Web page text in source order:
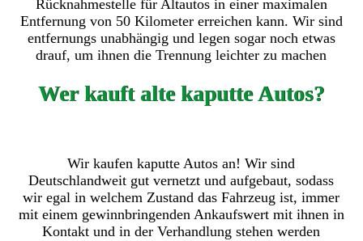
Rücknahmestelle für Altautos in einer maximalen
Entfernung von 50 Kilometer erreichen kann. Wir sind
entfernungs unabhängig und legen sogar noch etwas
drauf, um ihnen die Trennung leichter zu machen
Wer kauft alte kaputte Autos?
Wir kaufen kaputte Autos an! Wir sind
Deutschlandweit gut vernetzt und aufgebaut, sodass
wir egal in welchem Zustand das Fahrzeug ist, immer
mit einem gewinnbringenden Ankaufswert mit ihnen in
Kontakt und in der Verhandlung stehen werden